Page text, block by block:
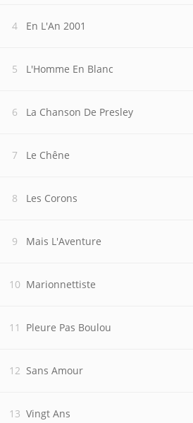
En L'An 2001
L'Homme En Blanc
La Chanson De Presley
Le Chêne
Les Corons
Mais L'Aventure
Marionnettiste
Pleure Pas Boulou
Sans Amour
Vingt Ans